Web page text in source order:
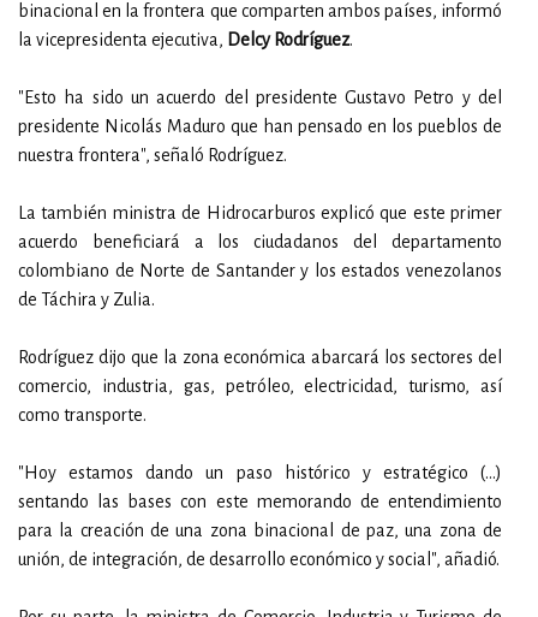
binacional en la frontera que comparten ambos países, informó
la vicepresidenta ejecutiva, Delcy Rodríguez.
"Esto ha sido un acuerdo del presidente Gustavo Petro y del
presidente Nicolás Maduro que han pensado en los pueblos de
nuestra frontera", señaló Rodríguez.
La también ministra de Hidrocarburos explicó que este primer
acuerdo beneficiará a los ciudadanos del departamento
colombiano de Norte de Santander y los estados venezolanos
de Táchira y Zulia.
Rodríguez dijo que la zona económica abarcará los sectores del
comercio, industria, gas, petróleo, electricidad, turismo, así
como transporte.
"Hoy estamos dando un paso histórico y estratégico (...)
sentando las bases con este memorando de entendimiento
para la creación de una zona binacional de paz, una zona de
unión, de integración, de desarrollo económico y social", añadió.